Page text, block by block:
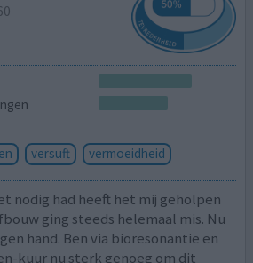
versuft vermoeidheid
nodig had heeft het mij geholpen
ging steeds helemaal mis. Nu
hand. Ben via bioresonantie en
kuur nu sterk genoeg om dit